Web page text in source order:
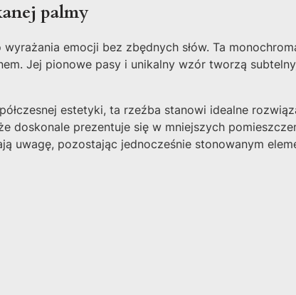
palmy
emocji bez zbędnych słów. Ta
Jej pionowe pasy i unikalny wzór tworzą
estetyki, ta rzeźba stanowi idealne
doskonale prezentuje się w mniejszych
uwagę, pozostając jednocześnie stonowanym